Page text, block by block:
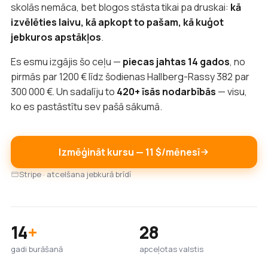
skolās nemāca, bet blogos stāsta tikai pa druskai: kā
izvēlēties laivu, kā apkopt to pašam, kā kuģot
jebkuros apstākļos.
Es esmu izgājis šo ceļu — piecas jahtas 14 gados, no
pirmās par 1200 € līdz šodienas Hallberg-Rassy 382 par
300 000 €. Un sadalīju to 420+ īsās nodarbībās — visu,
ko es pastāstītu sev pašā sākumā.
Izmēģināt kursu — 11 $/mēnesī
Stripe · atcelšana jebkurā brīdī
14+
gadi burāšanā
28
apceļotas valstis